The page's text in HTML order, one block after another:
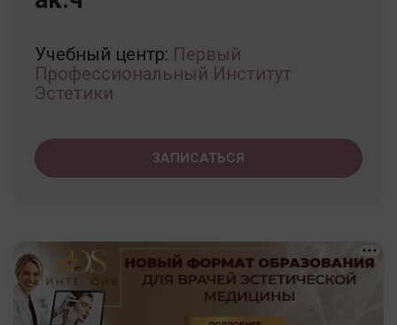
Учебный центр: Первый
Профессиональный Институт
Эстетики
ЗАПИСАТЬСЯ